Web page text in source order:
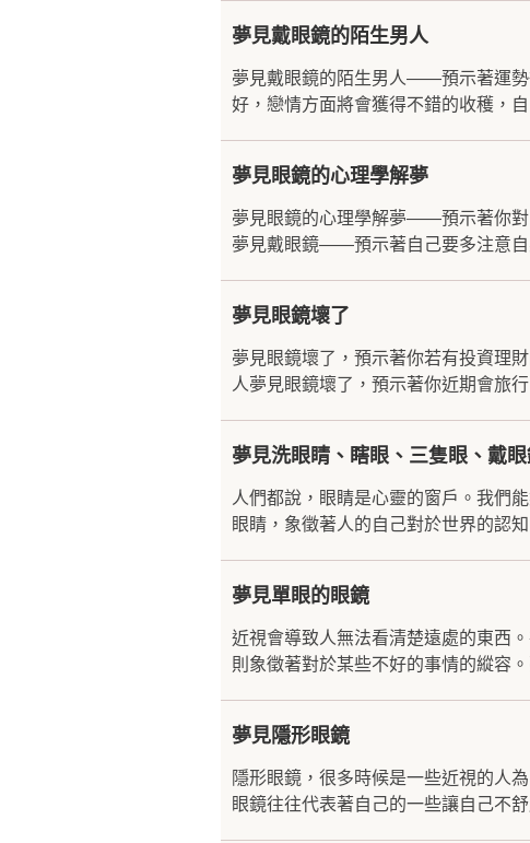
夢見戴眼鏡的陌生男人
夢見戴眼鏡的陌生男人——預示著運
好，戀情方面將會獲得不錯的收穫，
夢見眼鏡的心理學解夢
夢見眼鏡的心理學解夢——預示著你對
夢見戴眼鏡——預示著自己要多注意自
夢見眼鏡壞了
夢見眼鏡壞了，預示著你若有投資理
人夢見眼鏡壞了，預示著你近期會旅
夢見洗眼睛、瞎眼、三隻眼、戴
人們都說，眼睛是心靈的窗戶。我們
眼睛，象徵著人的自己對於世界的認
夢見單眼的眼鏡
近視會導致人無法看清楚遠處的東西
則象徵著對於某些不好的事情的縱容
夢見隱形眼鏡
隱形眼鏡，很多時候是一些近視的人
眼鏡往往代表著自己的一些讓自己不